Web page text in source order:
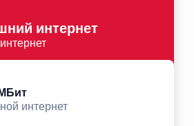
интернет
интернет